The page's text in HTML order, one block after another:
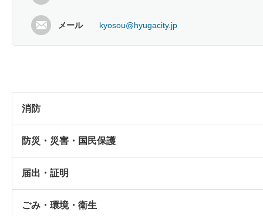
メール kyosou@hyugacity.jp
消防
防災・災害・国民保護
届出・証明
ごみ・環境・衛生